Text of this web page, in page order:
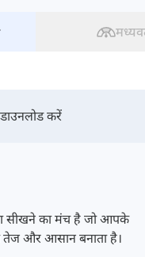
करें
सीखने का मंच है जो आपके
तेज और आसान बनाता है।